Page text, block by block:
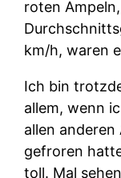
roten
km/h, waren
Ich bin
allem, wenn
allen
gefroren
toll. Mal